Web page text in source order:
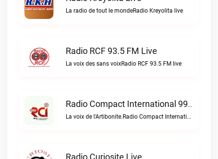
La radio de tout le mondeRadio Kreyolita live
Radio RCF 93.5 FM Live
La voix des sans voixRadio RCF 93.5 FM live
Radio Compact International 99.5 FM Live
La voix de l'Artibonite.Radio Compact International 99.5 FM live
Radio Curiosite Live